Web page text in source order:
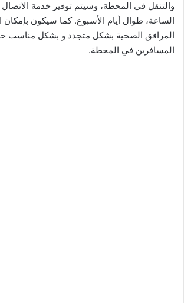
والتنقل في المحطة، وسيتم توفير خدمة
الساعة، طوال أيام الأسبوع. كما سيكون
المرافق الصحية بشكل متجدد و بشكل
المسافرين في المحطة.